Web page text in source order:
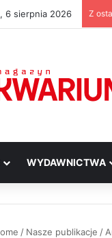
6 sierpnia 2026 Z
WYDAWNICTWA
/ Nasze publikacje /